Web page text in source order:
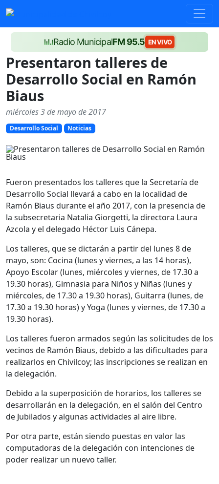
Radio MunicipalFM 95.5 EN VIVO
Presentaron talleres de
Desarrollo Social en Ramón
Biaus
miércoles 3 de mayo de 2017
Desarrollo Social Noticias
Fueron presentados los talleres que la Secretaría de
Desarrollo Social llevará a cabo en la localidad de
Ramón Biaus durante el año 2017, con la presencia de
la subsecretaria Natalia Giorgetti, la directora Laura
Azcola y el delegado Héctor Luis Cánepa.
Los talleres, que se dictarán a partir del lunes 8 de
mayo, son: Cocina (lunes y viernes, a las 14 horas),
Apoyo Escolar (lunes, miércoles y viernes, de 17.30 a
19.30 horas), Gimnasia para Niños y Niñas (lunes y
miércoles, de 17.30 a 19.30 horas), Guitarra (lunes, de
17.30 a 19.30 horas) y Yoga (lunes y viernes, de 17.30 a
19.30 horas).
Los talleres fueron armados según las solicitudes de los
vecinos de Ramón Biaus, debido a las dificultades para
realizarlos en Chivilcoy; las inscripciones se realizan en
la delegación.
Debido a la superposición de horarios, los talleres se
desarrollarán en la delegación, en el salón del Centro
de Jubilados y algunas actividades al aire libre.
Por otra parte, están siendo puestas en valor las
computadoras de la delegación con intenciones de
poder realizar un nuevo taller.